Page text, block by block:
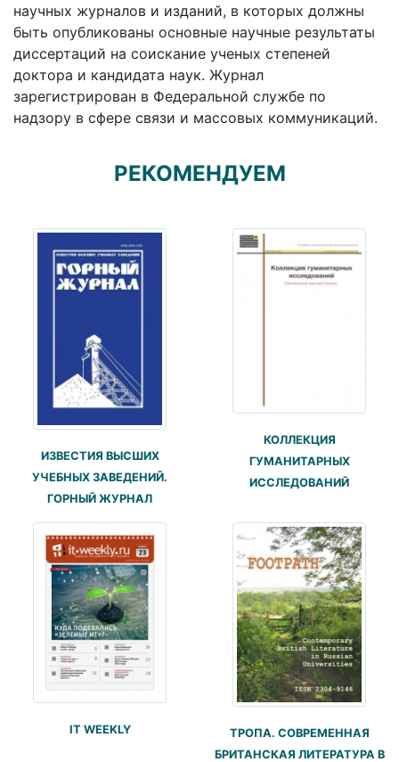
научных журналов и изданий, в которых должны
быть опубликованы основные научные результаты
диссертаций на соискание ученых степеней
доктора и кандидата наук. Журнал
зарегистрирован в Федеральной службе по
надзору в сфере связи и массовых коммуникаций.
РЕКОМЕНДУЕМ
ИЗВЕСТИЯ ВЫСШИХ
УЧЕБНЫХ ЗАВЕДЕНИЙ.
ГОРНЫЙ ЖУРНАЛ
КОЛЛЕКЦИЯ
ГУМАНИТАРНЫХ
ИССЛЕДОВАНИЙ
IT WEEKLY
ТРОПА. СОВРЕМЕННАЯ
БРИТАНСКАЯ ЛИТЕРАТУРА В